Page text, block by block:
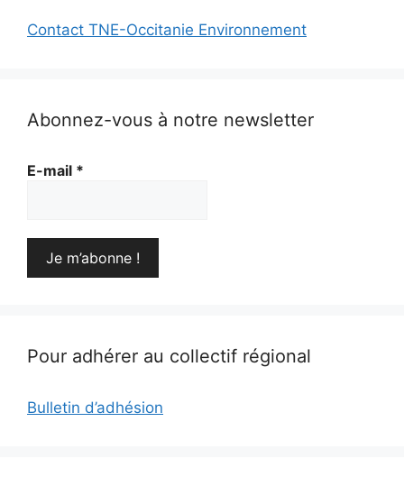
Contact TNE-Occitanie Environnement
Abonnez-vous à notre newsletter
E-mail *
Pour adhérer au collectif régional
Bulletin d’adhésion